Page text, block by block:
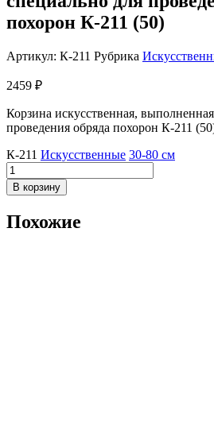
похорон К-211 (50)
Артикул: К-211 Рубрика
2459 ₽
Корзина искусственная,
проведения обряда похорон К-211
К-211 Искусственные 30-80 см
Количество
товара
Корзина
выполненная
В корзину
Похожие